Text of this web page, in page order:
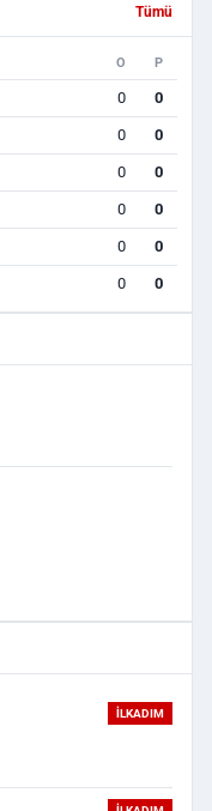
Tümü
O P
0 0
0 0
0 0
0 0
0 0
0 0
İLKADIM